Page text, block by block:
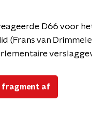
D66 voor
(Frans van
fragment af